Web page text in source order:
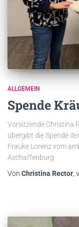
ALLGEMEIN
Spende
Vorsitzende Christina
übergibt die Spende
Frauke Lorenz vom
Aschaffenburg
Von Christina Rector ,